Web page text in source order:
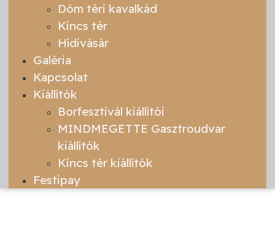
Dóm téri kavalkád
Kincs tér
Hídivásár
Galéria
Kapcsolat
Kiállítók
Borfesztivál kiállítói
MINDMEGETTE Gasztroudvar
kiállítók
Kincs tér kiállítók
Festipay